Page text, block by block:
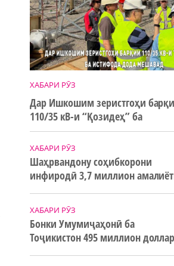
ХАБАРИ РӮЗ
Дар Ишкошим зеристгоҳи
110/35 кВ-и “Қозидеҳ” ба
истифода дода мешавад
ХАБАРИ РӮЗ
Шаҳрвандону соҳибкорони
инфиродӣ 3,7 миллион
ХАБАРИ РӮЗ
Бонки Умумиҷаҳонӣ ба
Тоҷикистон 495 миллион доллар